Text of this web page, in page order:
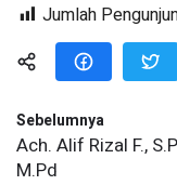
Jumlah
Sebelumnya
Ach. Alif Rizal F.,
M.Pd